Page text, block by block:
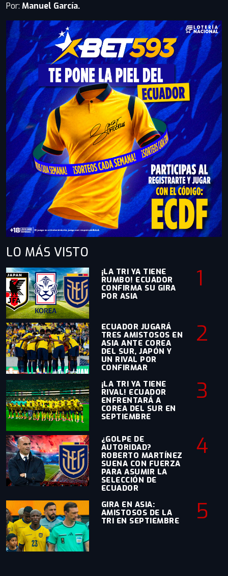
Por: Manuel García.
LO MÁS VISTO
¡LA TRI YA TIENE
RUMBO! ECUADOR
CONFIRMA SU GIRA
POR ASIA
1
ECUADOR JUGARÁ
TRES AMISTOSOS EN
ASIA ANTE COREA
DEL SUR, JAPÓN Y
UN RIVAL POR
CONFIRMAR
2
¡LA TRI YA TIENE
RIVAL! ECUADOR
ENFRENTARÁ A
COREA DEL SUR EN
SEPTIEMBRE
3
¿GOLPE DE
AUTORIDAD?
ROBERTO MARTÍNEZ
SUENA CON FUERZA
PARA ASUMIR LA
SELECCIÓN DE
ECUADOR
4
GIRA EN ASIA:
AMISTOSOS DE LA
TRI EN SEPTIEMBRE
5